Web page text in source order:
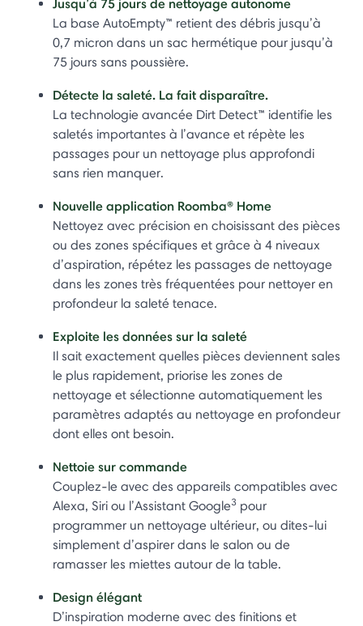
La base AutoEmpty™ retient des débris jusqu’à
0,7 micron dans un sac hermétique pour jusqu’à
75 jours sans poussière.
Détecte la saleté. La fait disparaître.
La technologie avancée Dirt Detect™ identifie les
saletés importantes à l’avance et répète les
passages pour un nettoyage plus approfondi
sans rien manquer.
Nouvelle application Roomba® Home
Nettoyez avec précision en choisissant des pièces
ou des zones spécifiques et grâce à 4 niveaux
d’aspiration, répétez les passages de nettoyage
dans les zones très fréquentées pour nettoyer en
profondeur la saleté tenace.
Exploite les données sur la saleté
Il sait exactement quelles pièces deviennent sales
le plus rapidement, priorise les zones de
nettoyage et sélectionne automatiquement les
paramètres adaptés au nettoyage en profondeur
dont elles ont besoin.
Nettoie sur commande
Couplez-le avec des appareils compatibles avec
Alexa, Siri ou l’Assistant Google3 pour
programmer un nettoyage ultérieur, ou dites-lui
simplement d’aspirer dans le salon ou de
ramasser les miettes autour de la table.
Design élégant
D’inspiration moderne avec des finitions et